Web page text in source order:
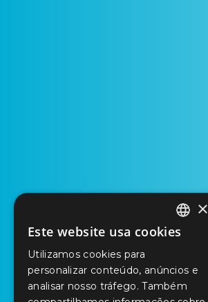
PORTUGUESE
ENGLISH
SPANISH
×
Este website usa cookies
Utilizamos cookies para
personalizar conteúdo, anúncios e
analisar nosso tráfego. Também